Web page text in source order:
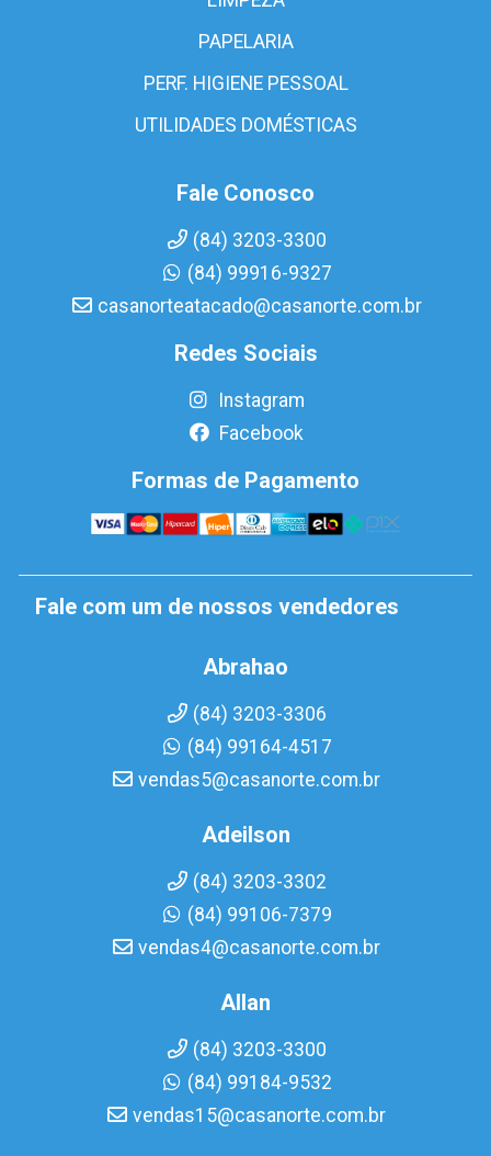
PAPELARIA
PERF. HIGIENE PESSOAL
UTILIDADES DOMÉSTICAS
Fale Conosco
(84) 3203-3300
(84) 99916-9327
casanorteatacado@casanorte.com.br
Redes Sociais
Instagram
Facebook
Formas de Pagamento
Fale com um de nossos vendedores
Abrahao
(84) 3203-3306
(84) 99164-4517
vendas5@casanorte.com.br
Adeilson
(84) 3203-3302
(84) 99106-7379
vendas4@casanorte.com.br
Allan
(84) 3203-3300
(84) 99184-9532
vendas15@casanorte.com.br